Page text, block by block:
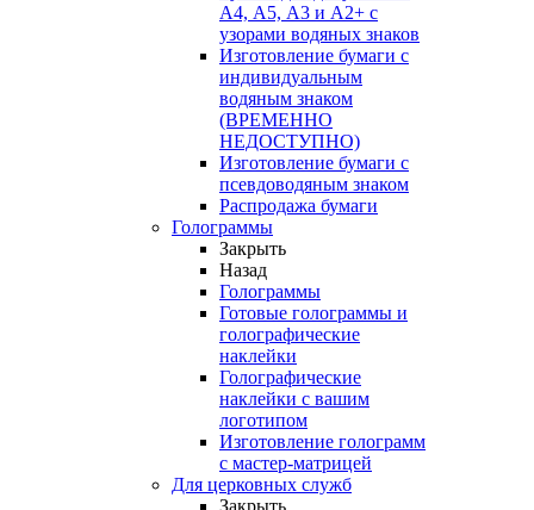
А4, А5, А3 и А2+ с
узорами водяных знаков
Изготовление бумаги с
индивидуальным
водяным знаком
(ВРЕМЕННО
НЕДОСТУПНО)
Изготовление бумаги с
псевдоводяным знаком
Распродажа бумаги
Голограммы
Закрыть
Назад
Голограммы
Готовые голограммы и
голографические
наклейки
Голографические
наклейки с вашим
логотипом
Изготовление голограмм
с мастер-матрицей
Для церковных служб
Закрыть